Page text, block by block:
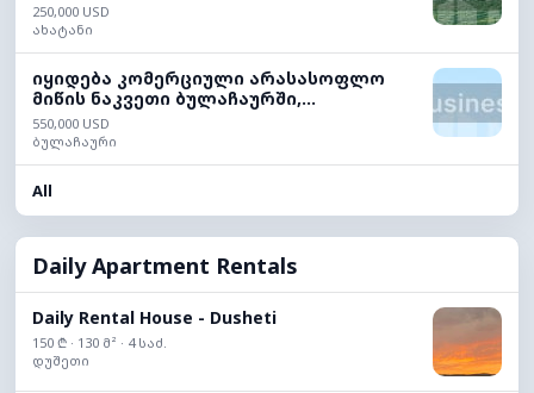
250,000 USD
ახატანი
იყიდება კომერციული არასასოფლო
მიწის ნაკვეთი ბულაჩაურში,...
550,000 USD
ბულაჩაური
All
Daily Apartment Rentals
Daily Rental House - Dusheti
150 ₾ · 130 მ² · 4 საძ.
დუშეთი